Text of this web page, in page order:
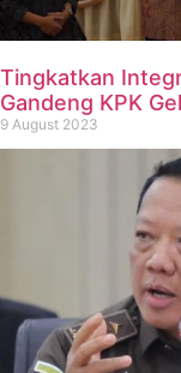
Tingkatkan
Gandeng KPK
9 August 2023